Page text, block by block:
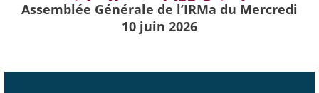
Assemblée Générale de l’IRMa du Mercredi
10 juin 2026